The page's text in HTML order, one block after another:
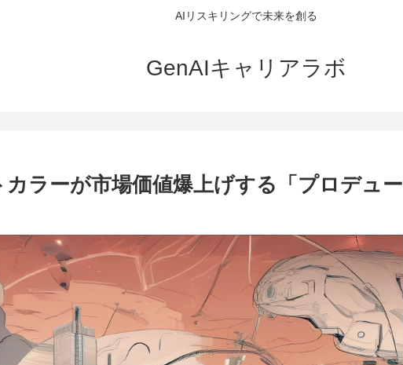
AIリスキリングで未来を創る
GenAIキャリアラボ
ラーが市場価値爆上げする「プロデュー